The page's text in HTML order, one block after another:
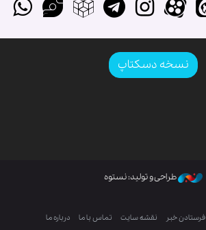
نسخه دسکتاپ
طراحی و تولید: نستوه
فرستادن خبر نقشه سایت تماس با ما درباره ما